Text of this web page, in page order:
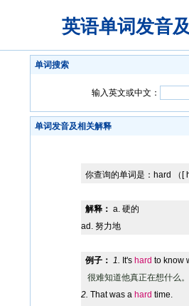
英语单词发音
单词搜索
输入英文或中文：
单词发音及相关解释
你查询的单词是： hard （[
解释： a. 硬的
ad. 努力地
例子： 1. It's hard to know
很难知道他真正在想什么。
2. That was a hard time.